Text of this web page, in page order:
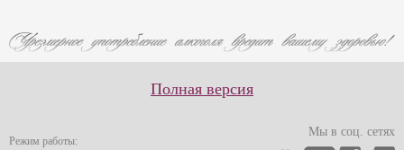
Полная версия
Режим работы:
Мы в соц. сетях